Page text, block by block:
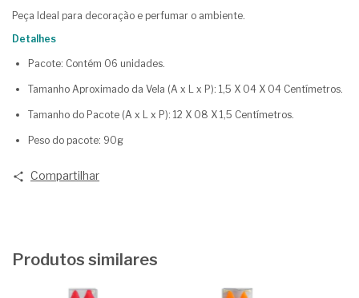
Peça Ideal para decoração e perfumar o ambiente.
Detalhes
Pacote: Contém 06 unidades.
Tamanho Aproximado da Vela (A x L x P): 1,5 X 04 X 04 Centímetros.
Tamanho do Pacote (A x L x P): 12 X 08 X 1,5 Centímetros.
Peso do pacote: 90g
Compartilhar
Produtos similares